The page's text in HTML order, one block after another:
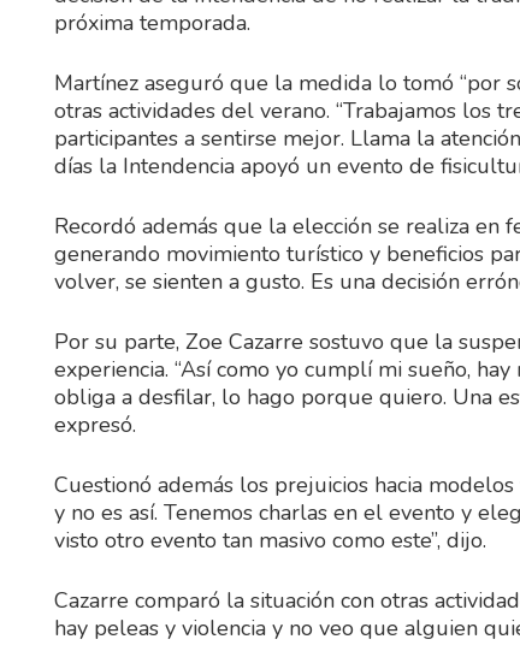
próxima temporada.
Martínez aseguró que la medida lo tomó “por
otras actividades del verano. “Trabajamos los
participantes a sentirse mejor. Llama la
días la Intendencia apoyó un evento de
Recordó además que la elección se realiza en
generando movimiento turístico y beneficios
volver, se sienten a gusto. Es una decisión
Por su parte, Zoe Cazarre sostuvo que la
experiencia. “Así como yo cumplí mi sueño,
obliga a desfilar, lo hago porque quiero. Una
expresó.
Cuestionó además los prejuicios hacia
y no es así. Tenemos charlas en el evento y
visto otro evento tan masivo como este”, dijo.
Cazarre comparó la situación con otras
hay peleas y violencia y no veo que alguien